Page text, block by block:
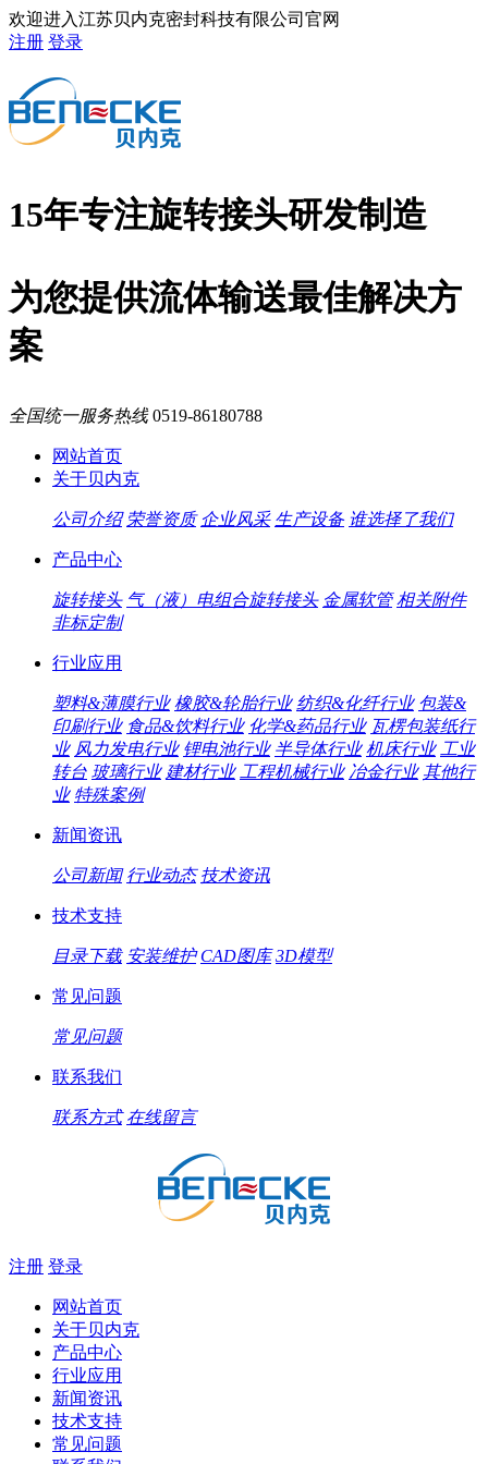
欢迎进入江苏贝内克密封科技有限公司官网
注册 登录
15年专注旋转接头研发制造
为您提供流体输送最佳解决方
案
全国统一服务热线0519-86180788
网站首页
关于贝内克
公司介绍 荣誉资质 企业风采 生产设备 谁选择了我们
产品中心
旋转接头 气（液）电组合旋转接头 金属软管 相关附件
非标定制
行业应用
塑料&薄膜行业 橡胶&轮胎行业 纺织&化纤行业 包装&
印刷行业 食品&饮料行业 化学&药品行业 瓦楞包装纸行
业 风力发电行业 锂电池行业 半导体行业 机床行业 工业
转台 玻璃行业 建材行业 工程机械行业 冶金行业 其他行
业 特殊案例
新闻资讯
公司新闻 行业动态 技术资讯
技术支持
目录下载 安装维护 CAD图库 3D模型
常见问题
常见问题
联系我们
联系方式 在线留言
注册 登录
网站首页
关于贝内克
产品中心
行业应用
新闻资讯
技术支持
常见问题